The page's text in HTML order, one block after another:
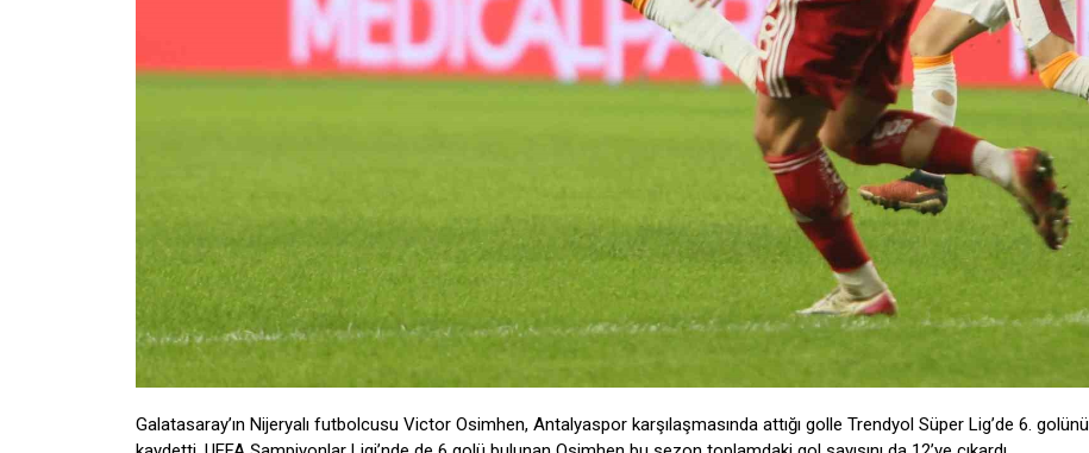
Galatasaray’ın Nijeryalı futbolcusu Victor Osimhen, Antalyaspor karşılaşmasında attığı golle Trendyol Süper Lig’de 6. golünü